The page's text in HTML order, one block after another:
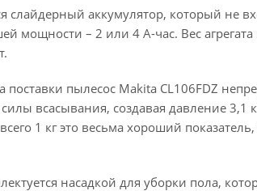
слайдерный аккумулятор, который не
мощности – 2 или 4 А-час. Вес
поставки пылесос Makita CL106FDZ
всасывания, создавая давление 3,1
1 кг это весьма хороший
насадкой для уборки пола,